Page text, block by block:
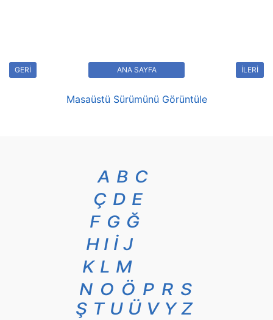
GERİ İLERİ
ANA SAYFA
Masaüstü Sürümünü Görüntüle
A B C
Ç D E
F G Ğ
H I İ J
K L M
N O Ö P R S
Ş T U Ü V Y Z